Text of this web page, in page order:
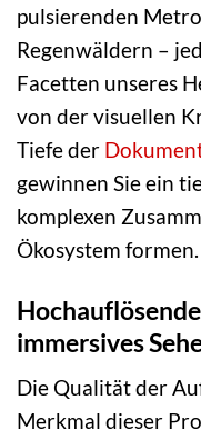
pulsierenden
Regenwäldern –
Facetten unseres
von der visuellen
Tiefe der
gewinnen Sie ein
komplexen
Ökosystem formen.
immersives
Die Qualität der
Merkmal dieser